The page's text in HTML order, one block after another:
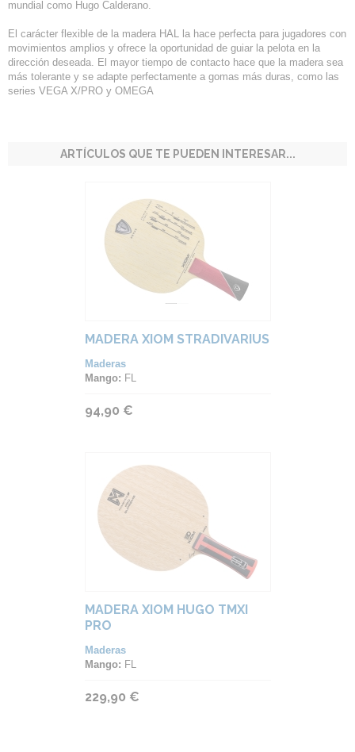
mundial como Hugo Calderano.
El carácter flexible de la madera HAL la hace perfecta para jugadores con
movimientos amplios y ofrece la oportunidad de guiar la pelota en la
dirección deseada. El mayor tiempo de contacto hace que la madera sea
más tolerante y se adapte perfectamente a gomas más duras, como las
series VEGA X/PRO y OMEGA
ARTÍCULOS QUE TE PUEDEN INTERESAR...
MADERA XIOM STRADIVARIUS
Maderas
Mango: FL
94,90 €
MADERA XIOM HUGO TMXI
PRO
Maderas
Mango: FL
229,90 €